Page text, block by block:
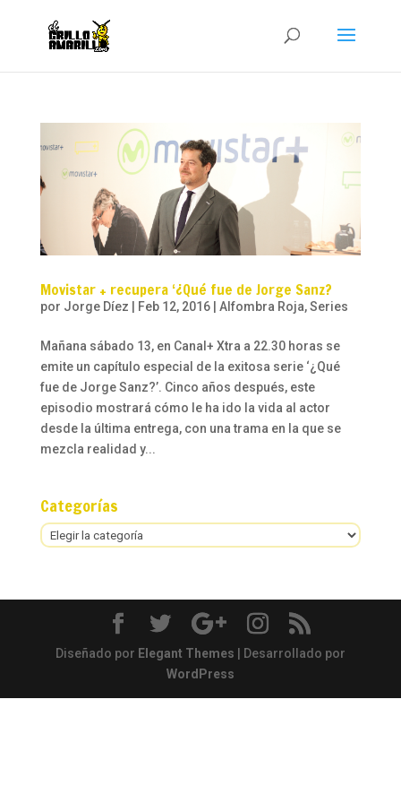
Movistar + recupera ‘¿Qué fue de Jorge Sanz?
por Jorge Díez Feb 12, 2016| Alfombra Roja,Series
Mañana sábado 13, en Canal+ Xtra a 22.30 horas se
emite un capítulo especial de la exitosa serie ‘¿Qué
fue de Jorge Sanz?’. Cinco años después, este
episodio mostrará cómo le ha ido la vida al actor
desde la última entrega, con una trama en la que se
mezcla realidad y...
Categorías
Categorías
Diseñado por Elegant Themes | Desarrollado por
WordPress